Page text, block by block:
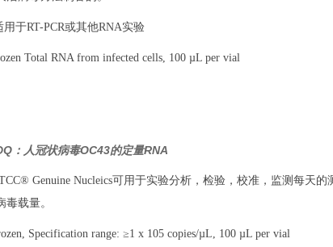
用于RT-PCR或其他RNA实验
Total RNA from infected cells, 100 µL per vial
：人冠状病毒OC43的定量RNA
Genuine Nucleics可用于实验分析，检验，校准，监测每天
毒载量。
Specification range: ≥1 x 105 copies/µL, 100 µL per vial